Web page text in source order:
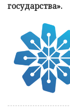
государства».